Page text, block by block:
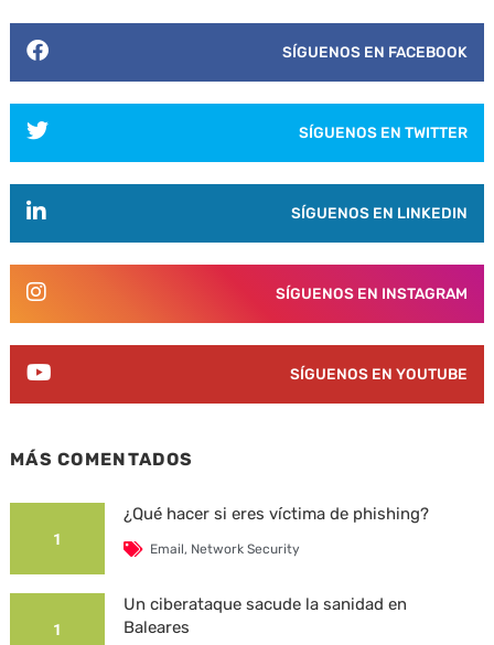
SÍGUENOS EN FACEBOOK
SÍGUENOS EN TWITTER
SÍGUENOS EN LINKEDIN
SÍGUENOS EN INSTAGRAM
SÍGUENOS EN YOUTUBE
MÁS COMENTADOS
1
¿Qué hacer si eres víctima de phishing?
Email, Network Security
1
Un ciberataque sacude la sanidad en
Baleares